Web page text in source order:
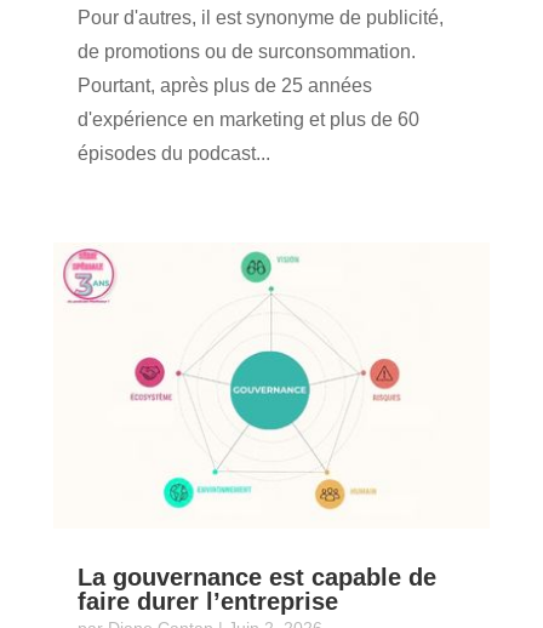
Pour d'autres, il est synonyme de publicité,
de promotions ou de surconsommation.
Pourtant, après plus de 25 années
d'expérience en marketing et plus de 60
épisodes du podcast...
La gouvernance est capable de
faire durer l’entreprise